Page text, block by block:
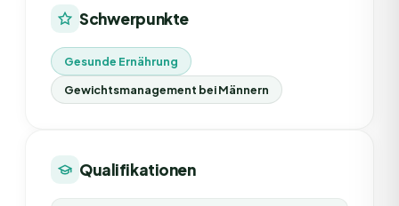
Schwerpunkte
Gesunde Ernährung
Gewichtsmanagement bei Männern
Qualifikationen